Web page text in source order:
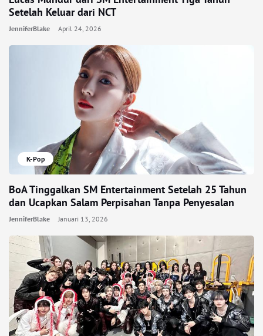
Setelah Keluar dari NCT
JenniferBlake April 24, 2026
K-Pop
BoA Tinggalkan SM Entertainment Setelah 25 Tahun
dan Ucapkan Salam Perpisahan Tanpa Penyesalan
JenniferBlake Januari 13, 2026